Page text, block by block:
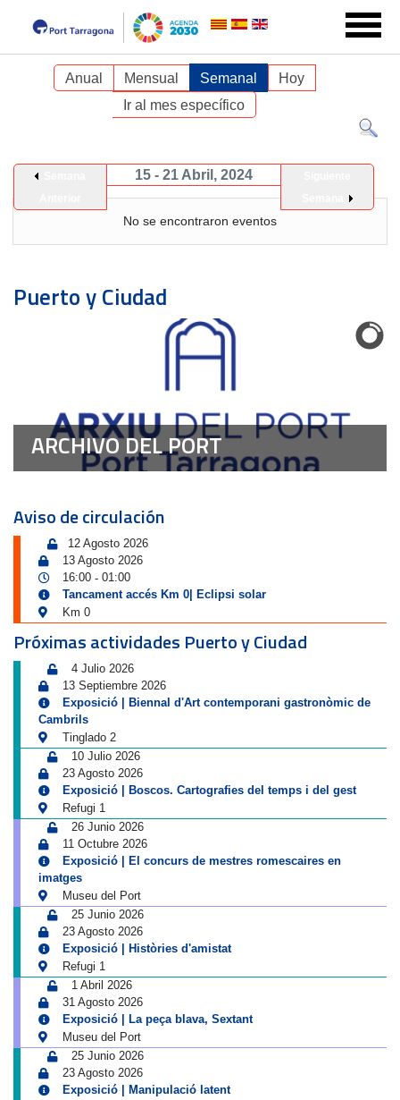
Anual Mensual Semanal
Hoy
Ir al mes específico
15 - 21 Abril, 2024
No se encontraron eventos
Puerto y Ciudad
ARCHIVO DEL PORT
Aviso de circulación
12 Agosto 2026
13 Agosto 2026
16:00 - 01:00
Tancament accés Km 0| Eclipsi solar
Km 0
Próximas actividades Puerto y Ciudad
4 Julio 2026
13 Septiembre 2026
Exposició | Biennal d'Art contemporani gastronòmic de
Cambrils
Tinglado 2
10 Julio 2026
23 Agosto 2026
Exposició | Boscos. Cartografies del temps i del gest
Refugi 1
26 Junio 2026
11 Octubre 2026
Exposició | El concurs de mestres romescaires en
imatges
Museu del Port
25 Junio 2026
23 Agosto 2026
Exposició | Històries d'amistat
Refugi 1
1 Abril 2026
31 Agosto 2026
Exposició | La peça blava, Sextant
Museu del Port
25 Junio 2026
23 Agosto 2026
Exposició | Manipulació latent